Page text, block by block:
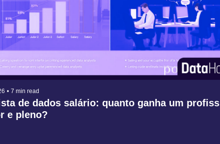
• 7 min read
de dados salário: quanto ganha um
e pleno?